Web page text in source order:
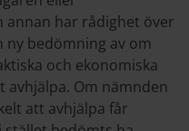
annan har rådighet över
ny bedömning av om
och ekonomiska
Om nämnden
att avhjälpa får